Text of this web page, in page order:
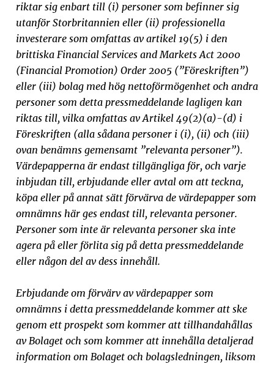
riktar sig enbart till (i) personer som befinner sig
utanför Storbritannien eller (ii) professionella
investerare som omfattas av artikel 19(5) i den
brittiska Financial Services and Markets Act 2000
(Financial Promotion) Order 2005 (”Föreskriften”)
eller (iii) bolag med hög nettoförmögenhet och andra
personer som detta pressmeddelande lagligen kan
riktas till, vilka omfattas av Artikel 49(2)(a)-(d) i
Föreskriften (alla sådana personer i (i), (ii) och (iii)
ovan benämns gemensamt ”relevanta personer”).
Värdepapperna är endast tillgängliga för, och varje
inbjudan till, erbjudande eller avtal om att teckna,
köpa eller på annat sätt förvärva de värdepapper som
omnämns här ges endast till, relevanta personer.
Personer som inte är relevanta personer ska inte
agera på eller förlita sig på detta pressmeddelande
eller någon del av dess innehåll.
Erbjudande om förvärv av värdepapper som
omnämns i detta pressmeddelande kommer att ske
genom ett prospekt som kommer att tillhandahållas
av Bolaget och som kommer att innehålla detaljerad
information om Bolaget och bolagsledningen, liksom